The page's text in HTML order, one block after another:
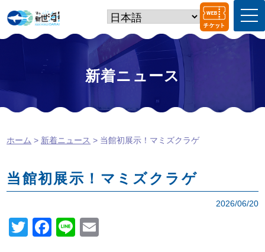
t
o
g
g
l
i
新着ニュース
ホーム > 新着ニュース > 当館初展示！マミズクラゲ
当館初展示！マミズクラゲ
2026/06/20
T
F
Li